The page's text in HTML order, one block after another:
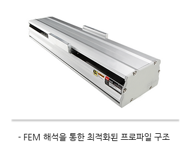
- FEM 해석을 통한 최적화된 프로파일 구조